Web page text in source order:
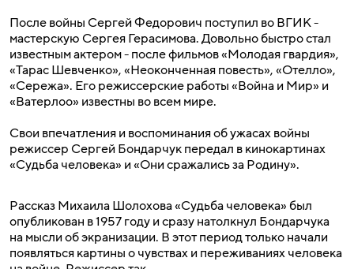
После войны Сергей Федорович поступил во ВГИК -
мастерскую Сергея Герасимова. Довольно быстро стал
известным актером - после фильмов «Молодая гвардия»,
«Тарас Шевченко», «Неоконченная повесть», «Отелло»,
«Сережа». Его режиссерские работы «Война и Мир» и
«Ватерлоо» известны во всем мире.
Свои впечатления и воспоминания об ужасах войны
режиссер Сергей Бондарчук передал в кинокартинах
«Судьба человека» и «Они сражались за Родину».
Рассказ Михаила Шолохова «Судьба человека» был
опубликован в 1957 году и сразу натолкнул Бондарчука
на мысли об экранизации. В этот период только начали
появляться картины о чувствах и переживаниях человека